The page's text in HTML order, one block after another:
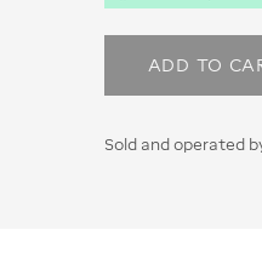
ADD TO
Sold and operated